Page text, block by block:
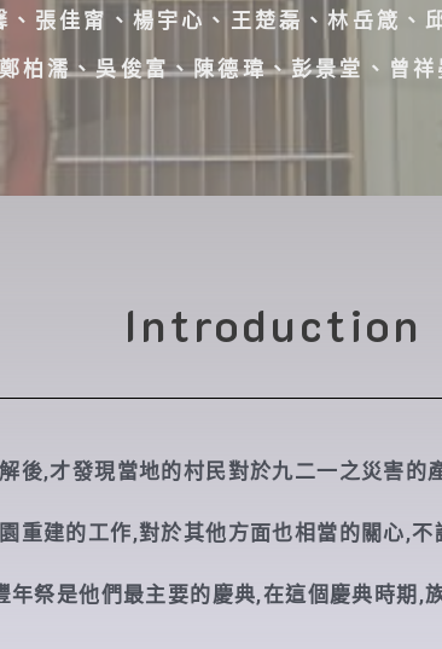
、張佳甯、楊宇心、王楚磊、林岳箴、
柏濡、吳俊富、陳德瑋、彭景堂、曾
Introduction
後,才發現當地的村民對於九二一之災害的
重建的工作,對於其他方面也相當的關心,
年祭是他們最主要的慶典,在這個慶典時期,